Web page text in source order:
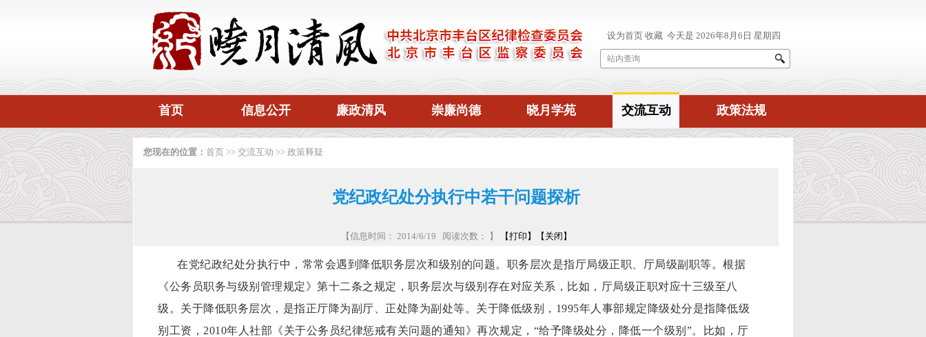
首页 信息公开 廉政清风 崇廉尚德 晓月学苑 交流互动 政策法规
您现在的位置： 首页 >> 交流互动 >> 政策释疑
党纪政纪处分执行中若干问题探析
【信息时间： 2014/6/19 阅读次数： 】 【打印】 【关闭】
在党纪政纪处分执行中，常常会遇到降低职务层次和级别的问题。职务层次是指厅局级正职、厅局级副职等。根据
《公务员职务与级别管理规定》第十二条之规定，职务层次与级别存在对应关系，比如，厅局级正职对应十三级至八
级。关于降低职务层次，是指正厅降为副厅、正处降为副处等。关于降低级别，1995年人事部规定降级处分是指降低级
别工资，2010年人社部《关于公务员纪律惩戒有关问题的通知》再次规定，“给予降级处分，降低一个级别”。比如，厅